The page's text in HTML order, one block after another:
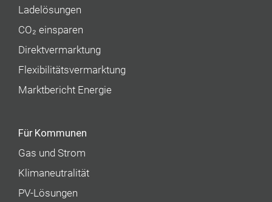
Ladelösungen
CO₂ einsparen
Direktvermarktung
Flexibilitätsvermarktung
Marktbericht Energie
Für Kommunen
Gas und Strom
Klimaneutralität
PV-Lösungen